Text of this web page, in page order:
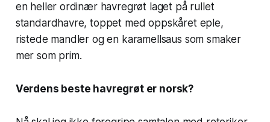
en heller ordinær havregrøt laget på rullet
standardhavre, toppet med oppskåret eple,
ristede mandler og en karamellsaus som smaker
mer som prim.
Verdens beste havregrøt er norsk?